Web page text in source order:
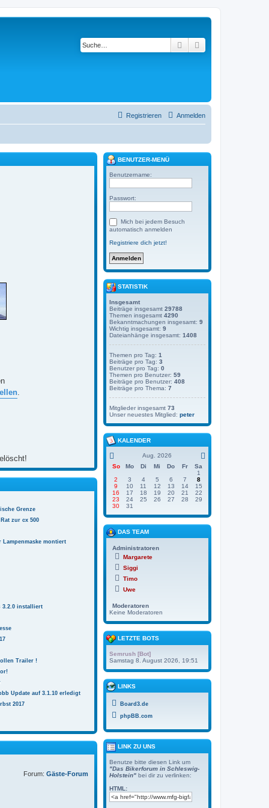
Suche
Anmelden
Registrieren
.
Grenze
zur cx 500
Lampenmaske montiert
3.2.0 installiert
Trailer !
Update auf 3.1.10 erledigt
2017
Forum: Gäste-Forum
BENUTZER-MENÜ
Benutzername:
Passwort:
Mich bei jedem Besuch
automatisch anmelden
Registriere dich jetzt!
STATISTIK
Insgesamt
Beiträge insgesamt 29788
Themen insgesamt 4290
Bekanntmachungen insgesamt: 9
Wichtig insgesamt: 9
Dateianhänge insgesamt: 1408
Themen pro Tag: 1
Beiträge pro Tag: 3
Benutzer pro Tag: 0
Themen pro Benutzer: 59
Beiträge pro Benutzer: 408
Beiträge pro Thema: 7
Mitglieder insgesamt 73
Unser neuestes Mitglied: peter
KALENDER
Aug. 2026
So
Mo Di Mi Do Fr
Sa
1
2
3 4 5 6 7
8
9
10 11 12 13 14
15
16
17 18 19 20 21
22
23
24 25 26 27 28
29
30
31
DAS TEAM
Administratoren
Margarete
Siggi
Timo
Uwe
Moderatoren
Keine Moderatoren
LETZTE BOTS
Semrush [Bot]
Samstag 8. August 2026, 19:51
LINKS
Board3.de
phpBB.com
LINK ZU UNS
Benutze bitte diesen Link um
"Das Bikerforum in Schleswig-
Holstein" bei dir zu verlinken:
HTML: